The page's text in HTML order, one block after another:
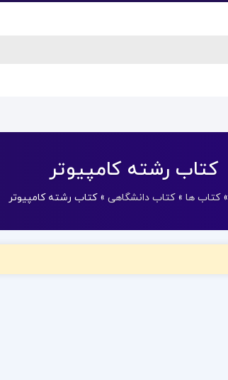
کتاب رشته کامپیوتر
»کتاب ها »کتاب دانشگاهی »کتاب رشته کامپیوتر